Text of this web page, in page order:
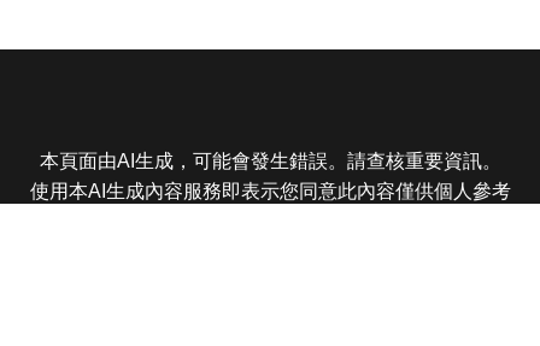
本頁面由AI生成，可能會發生錯誤。請查核重要資訊。
使用本AI生成內容服務即表示您同意此內容僅供個人參考